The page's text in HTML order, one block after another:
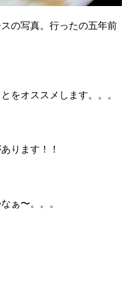
の写真。行ったの五年前
をオススメします。。。
ります！！
ぁ〜。。。